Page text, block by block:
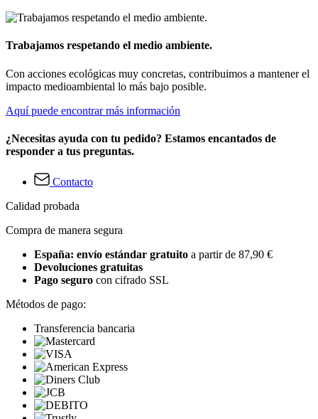
Trabajamos respetando el medio ambiente.
Con acciones ecológicas muy concretas, contribuimos a mantener el
impacto medioambiental lo más bajo posible.
Aquí puede encontrar más información
¿Necesitas ayuda con tu pedido? Estamos encantados de
responder a tus preguntas.
Contacto
Calidad probada
Compra de manera segura
España: envío estándar gratuito a partir de 87,90 €
Devoluciones gratuitas
Pago seguro con cifrado SSL
Métodos de pago:
Transferencia bancaria